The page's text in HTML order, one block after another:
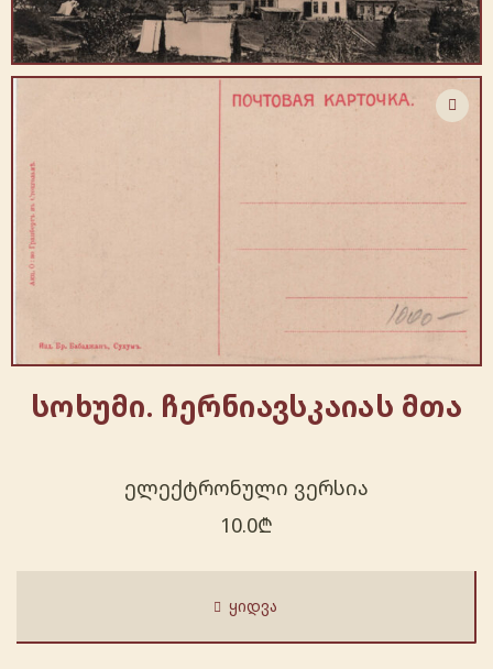
სოხუმი. ჩერნიავსკაიას მთა
ელექტრონული ვერსია
10.0₾
ᲧᲘᲓᲕᲐ